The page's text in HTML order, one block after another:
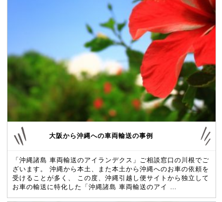
大阪から沖縄への車両輸送の事例
「沖縄諸島 車両輸送のアイランデクス」ご相談窓口の川根でご
ざいます。 沖縄から本土、また本土から沖縄へのお車の依頼を
受けることが多く、 この度、沖縄引越し便サイトから独立して
お車の輸送に特化した「沖縄諸島 車両輸送のアイ …